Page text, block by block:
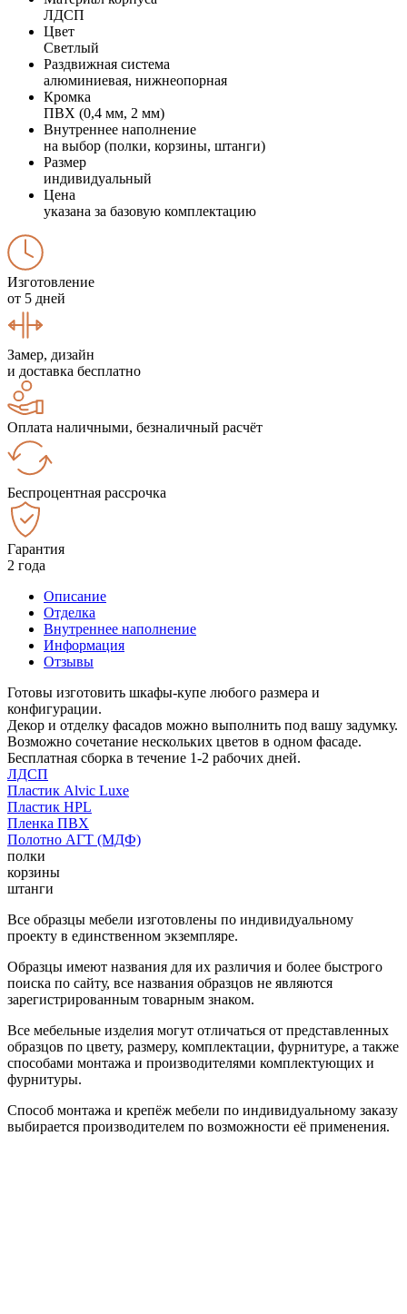
ЛДСП
Цвет
Светлый
Раздвижная система
алюминиевая, нижнеопорная
Кромка
ПВХ (0,4 мм, 2 мм)
Внутреннее наполнение
на выбор (полки, корзины, штанги)
Размер
индивидуальный
Цена
указана за базовую комплектацию
Изготовление
от 5 дней
Замер, дизайн
и доставка бесплатно
Оплата наличными, безналичный расчёт
Беспроцентная рассрочка
Гарантия
2 года
Описание
Отделка
Внутреннее наполнение
Информация
Отзывы
Готовы изготовить шкафы-купе любого размера и
конфигурации.
Декор и отделку фасадов можно выполнить под вашу задумку.
Возможно сочетание нескольких цветов в одном фасаде.
Бесплатная сборка в течение 1-2 рабочих дней.
ЛДСП
Пластик Alvic Luxe
Пластик HPL
Пленка ПВХ
Полотно АГТ (МДФ)
полки
корзины
штанги
Все образцы мебели изготовлены по индивидуальному
проекту в единственном экземпляре.
Образцы имеют названия для их различия и более быстрого
поиска по сайту, все названия образцов не являются
зарегистрированным товарным знаком.
Все мебельные изделия могут отличаться от представленных
образцов по цвету, размеру, комплектации, фурнитуре, а также
способами монтажа и производителями комплектующих и
фурнитуры.
Способ монтажа и крепёж мебели по индивидуальному заказу
выбирается производителем по возможности её применения.